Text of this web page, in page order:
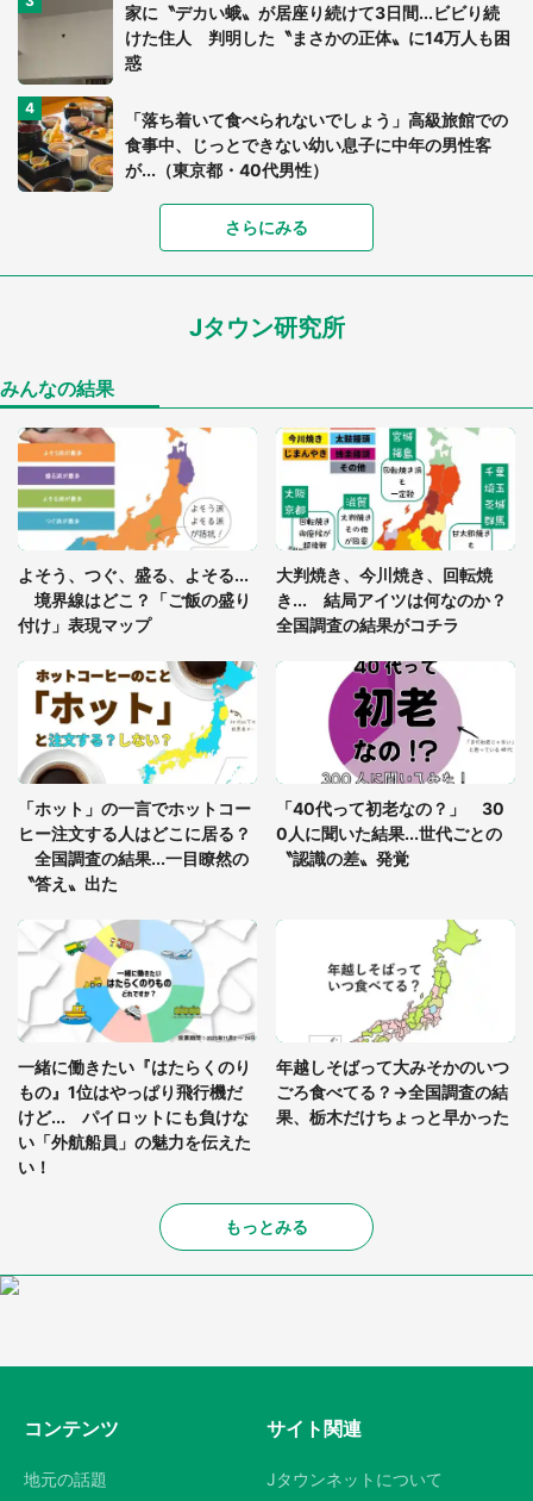
家に〝デカい蛾〟が居座り続けて3日間...ビビり続
けた住人 判明した〝まさかの正体〟に14万人も困
惑
「落ち着いて食べられないでしょう」高級旅館での
食事中、じっとできない幼い息子に中年の男性客
が...（東京都・40代男性）
「富豪すぎ」1歳息子の〝店頭駄々こね〟の内容に1.
7万人驚がく 「お菓子売り場ならまだしも...」「ハ
ードル高い」
あまりにも四角すぎる猫、激写される 「これもう
「閉所恐怖症の私は新幹線で大パニック。隣席の青
年に『手を繋いで』とお願いしたら...」 体験談に
8万人感動
グっちゃってた〝野生の野菜〟に6.5万人戦慄
「○○がない街に住んでいます」住人の呟きに30万
人驚がく 何が存在しないか、あなたはわかる？
「修学旅行に途中参加する娘を送って行ったら、真
っ暗な道で遭難状態。なんとか見つけた民家に助け
を求めると、住人の男性が...」
さらにみる
Jタウン研究所
みんなの結果
よそう、つぐ、盛る、よそる...
境界線はどこ？「ご飯の盛り
付け」表現マップ
大判焼き、今川焼き、回転焼
き... 結局アイツは何なのか？
全国調査の結果がコチラ
「ホット」の一言でホットコー
ヒー注文する人はどこに居る？
全国調査の結果...一目瞭然の
〝答え〟出た
「40代って初老なの？」 30
0人に聞いた結果...世代ごとの
〝認識の差〟発覚
一緒に働きたい『はたらくのり
もの』1位はやっぱり飛行機だ
けど... パイロットにも負けな
い「外航船員」の魅力を伝えた
い！
年越しそばって大みそかのいつ
ごろ食べてる？→全国調査の結
果、栃木だけちょっと早かった
もっとみる
コンテンツ
地元の話題
サイト関連
Jタウンネットについて